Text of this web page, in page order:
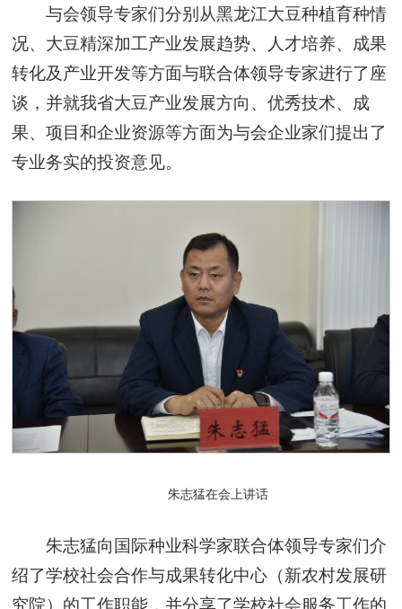
与会领导专家们分别从黑龙江大豆种植育种情
况、大豆精深加工产业发展趋势、人才培养、成果
转化及产业开发等方面与联合体领导专家进行了座
谈，并就我省大豆产业发展方向、优秀技术、成
果、项目和企业资源等方面为与会企业家们提出了
专业务实的投资意见。
朱志猛在会上讲话
朱志猛向国际种业科学家联合体领导专家们介
绍了学校社会合作与成果转化中心（新农村发展研
究院）的工作职能，并分享了学校社会服务工作的